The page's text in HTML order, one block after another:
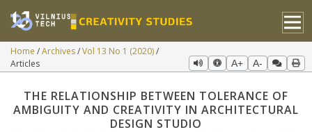
Home Archives Vol 13 No 1 (2020)
Articles
A+ A-
THE RELATIONSHIP BETWEEN TOLERANCE OF
AMBIGUITY AND CREATIVITY IN ARCHITECTURAL
DESIGN STUDIO